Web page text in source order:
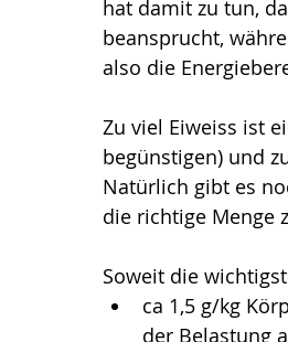
hat damit zu tun,
beansprucht,
also die
Zu viel Eiweiss ist
begünstigen) und
Natürlich gibt es
die richtige Menge
Soweit die
ca 1,5 g/kg
der Belastung